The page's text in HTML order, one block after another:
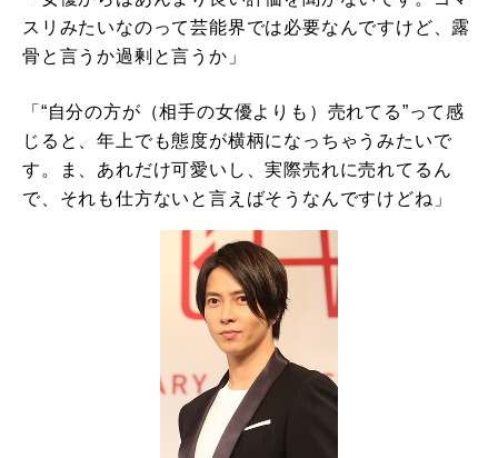
スリみたいなのって芸能界では必要なんですけど、露
骨と言うか過剰と言うか」
「“自分の方が（相手の女優よりも）売れてる”って感
じると、年上でも態度が横柄になっちゃうみたいで
す。ま、あれだけ可愛いし、実際売れに売れてるん
で、それも仕方ないと言えばそうなんですけどね」